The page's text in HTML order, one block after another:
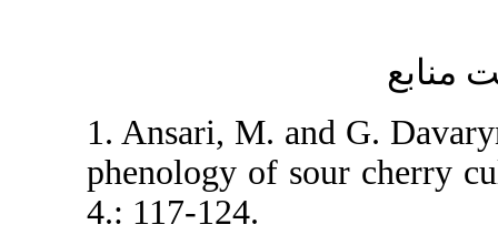
1. Ansari, M.
phenology of